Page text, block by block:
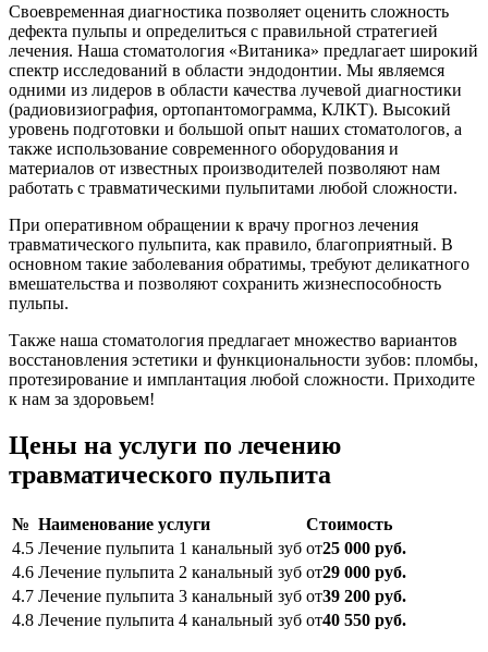
Своевременная диагностика позволяет оценить сложность
дефекта пульпы и определиться с правильной стратегией
лечения. Наша стоматология «Витаника» предлагает широкий
спектр исследований в области эндодонтии. Мы являемся
одними из лидеров в области качества лучевой диагностики
(радиовизиография, ортопантомограмма, КЛКТ). Высокий
уровень подготовки и большой опыт наших стоматологов, а
также использование современного оборудования и
материалов от известных производителей позволяют нам
работать с травматическими пульпитами любой сложности.
При оперативном обращении к врачу прогноз лечения
травматического пульпита, как правило, благоприятный. В
основном такие заболевания обратимы, требуют деликатного
вмешательства и позволяют сохранить жизнеспособность
пульпы.
Также наша стоматология предлагает множество вариантов
восстановления эстетики и функциональности зубов: пломбы,
протезирование и имплантация любой сложности. Приходите
к нам за здоровьем!
Цены на услуги по лечению
травматического пульпита
№ Наименование услуги
Стоимость
4.5 Лечение пульпита 1 канальный зуб от25 000 руб.
4.6 Лечение пульпита 2 канальный зуб от29 000 руб.
4.7 Лечение пульпита 3 канальный зуб от39 200 руб.
4.8 Лечение пульпита 4 канальный зуб от40 550 руб.